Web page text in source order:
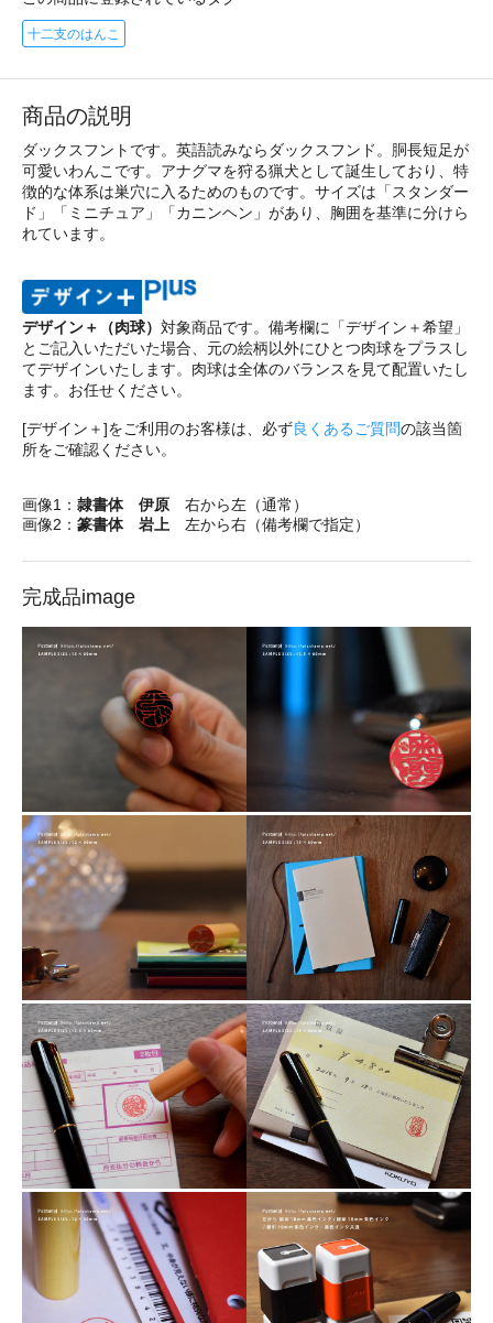
十二支のはんこ
商品の説明
ダックスフントです。英語読みならダックスフンド。胴長短足が
可愛いわんこです。アナグマを狩る猟犬として誕生しており、特
徴的な体系は巣穴に入るためのものです。サイズは「スタンダー
ド」「ミニチュア」「カニンヘン」があり、胸囲を基準に分けら
れています。
デザイン＋（肉球） 対象商品です。備考欄に「デザイン＋希望」
とご記入いただいた場合、元の絵柄以外にひとつ肉球をプラスし
てデザインいたします。肉球は全体のバランスを見て配置いたし
ます。お任せください。
[デザイン＋]をご利用のお客様は、必ず良くあるご質問の該当箇
所をご確認ください。
画像1： 隷書体 伊原 右から左（通常）
画像2： 篆書体 岩上 左から右（備考欄で指定）
完成品image